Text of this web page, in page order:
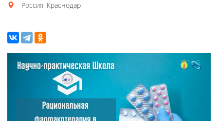
Россия, Краснодар